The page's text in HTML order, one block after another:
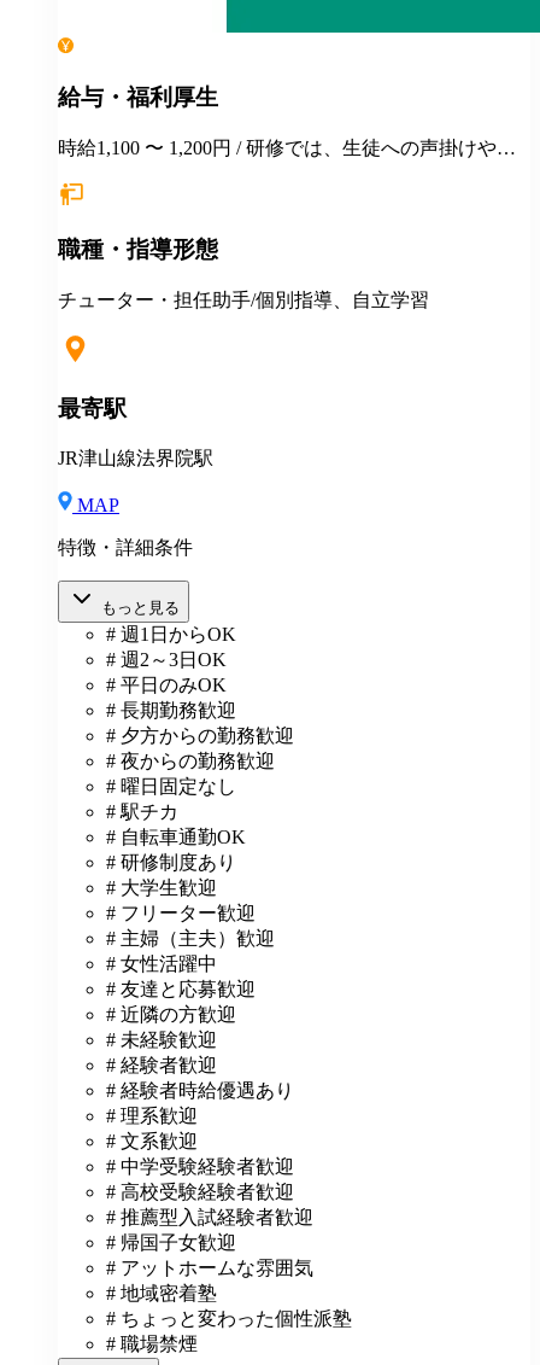
給与・福利厚生
時給1,100 〜 1,200円 / 研修では、生徒への声掛けや合
します。
職種・指導形態
チューター・担任助手/個別指導、自立学習
最寄駅
JR津山線法界院駅
MAP
特徴・詳細条件
もっと見る
# 週1日からOK
# 週2～3日OK
# 平日のみOK
# 長期勤務歓迎
# 夕方からの勤務歓迎
# 夜からの勤務歓迎
# 曜日固定なし
# 駅チカ
# 自転車通勤OK
# 研修制度あり
# 大学生歓迎
# フリーター歓迎
# 主婦（主夫）歓迎
# 女性活躍中
# 友達と応募歓迎
# 近隣の方歓迎
# 未経験歓迎
# 経験者歓迎
# 経験者時給優遇あり
# 理系歓迎
# 文系歓迎
# 中学受験経験者歓迎
# 高校受験経験者歓迎
# 推薦型入試経験者歓迎
# 帰国子女歓迎
# アットホームな雰囲気
# 地域密着塾
# ちょっと変わった個性派塾
# 職場禁煙